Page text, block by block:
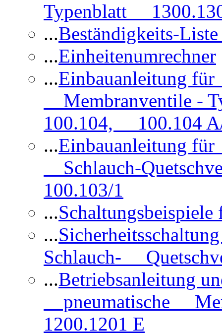
Typenblatt
...Beständigkeits-
...Einheitenumrechner
...Einbauanleitung
Membranventile -
100.104, 100.104
...Einbauanleitung
Schlauch-
100.103/1
...
...
Schlauch-
...Betriebsanleitung
pneumatische
1200.1201 E